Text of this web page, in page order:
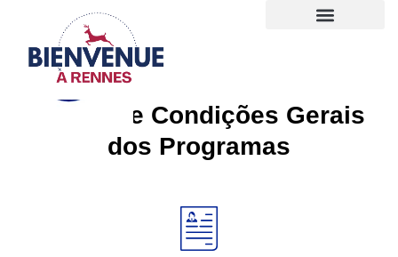
Termos e Condições Gerais
dos Programas